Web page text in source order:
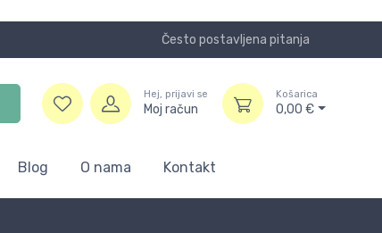
Često postavljena pitanja
Hej, prijavi se
Moj račun
Košarica
0,00 €
Blog O nama Kontakt